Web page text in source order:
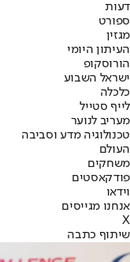
דעות
ספורט
מגזין
העיתון היומי
הורוסקופ
ישראל השבוע
כלכלה
לייף סטייל
מעריב לנוער
טכנולוגיה מדע וסביבה
העולם
משחקים
פודקאסטים
וידאו
אנחנו מגייסים
X
שיתוף כתבה